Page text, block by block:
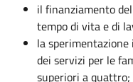
il finanziamento
tempo di vita e di
la
dei servizi per le
superiori a quattro;